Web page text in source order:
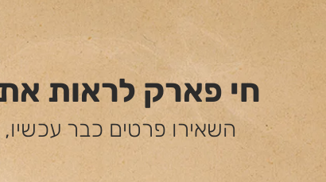
חי פארק לראות
השאירו פרטים כבר